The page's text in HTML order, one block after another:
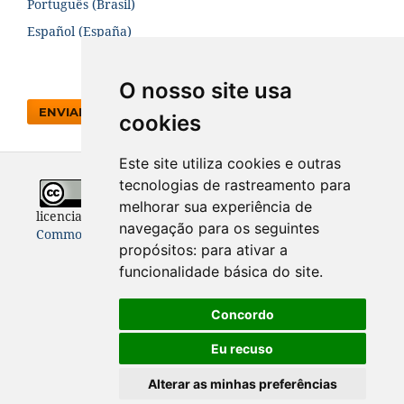
O nosso site usa
cookies
Este site utiliza cookies e outras
tecnologias de rastreamento para
melhorar sua experiência de
navegação para os seguintes
propósitos: para ativar a
funcionalidade básica do site.
Concordo
Eu recuso
Alterar as minhas preferências
Português (Brasil)
Español (España)
ENVIAR SUBMISSÃO
Todo o conteúdo desta revista está
licenciado sob aLicençaInternacional Creative
Commons 4.0 (CC BY 4.0)